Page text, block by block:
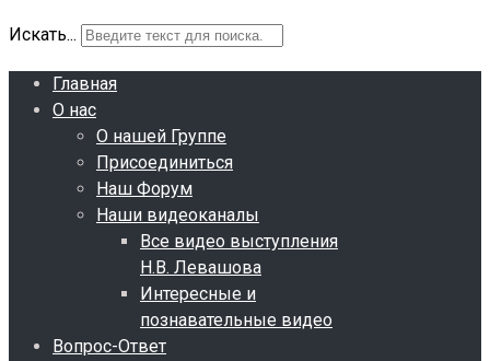
Искать...
Главная
О нас
О нашей Группе
Присоединиться
Наш Форум
Наши видеоканалы
Все видео выступления
Н.В. Левашова
Интересные и
познавательные видео
Вопрос-Ответ